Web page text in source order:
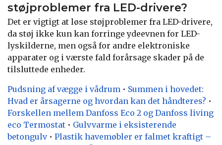
støjproblemer fra LED-drivere?
Det er vigtigt at løse støjproblemer fra LED-drivere,
da støj ikke kun kan forringe ydeevnen for LED-
lyskilderne, men også for andre elektroniske
apparater og i værste fald forårsage skader på de
tilsluttede enheder.
Pudsning af vægge i vådrum • Summen i hovedet:
Hvad er årsagerne og hvordan kan det håndteres? •
Forskellen mellem Danfoss Eco 2 og Danfoss living
eco Termostat • Gulvvarme i eksisterende
betongulv• Plastik havemøbler er falmet kraftigt –